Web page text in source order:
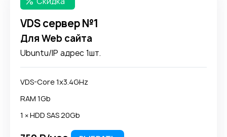
VDS сервер №1
Для Web сайта
Ubuntu/IP адрес 1шт.
VDS-Core 1x3.4GHz
RAM 1Gb
1 × HDD SAS 20Gb